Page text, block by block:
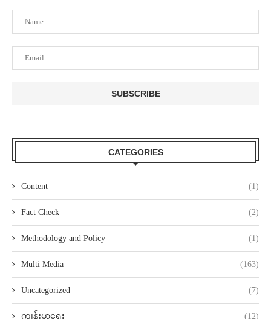
CATEGORIES
Content (1)
Fact Check (2)
Methodology and Policy (1)
Multi Media (163)
Uncategorized (7)
ကျန်းမာရေး (12)